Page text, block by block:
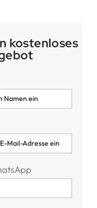
kostenloses